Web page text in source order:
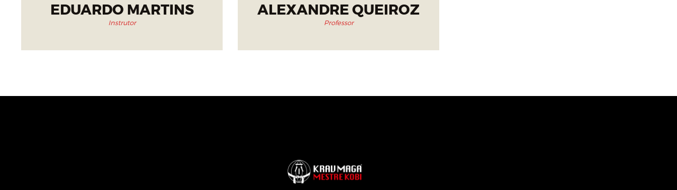
EDUARDO MARTINS
Instrutor
ALEXANDRE QUEIROZ
Professor